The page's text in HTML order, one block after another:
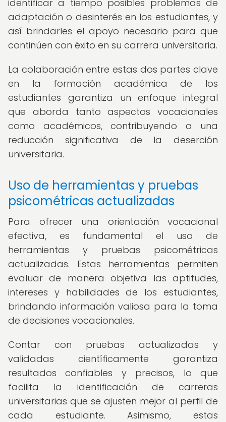
identificar a tiempo posibles problemas de
adaptación o desinterés en los estudiantes, y
así brindarles el apoyo necesario para que
continúen con éxito en su carrera universitaria.
La colaboración entre estas dos partes clave
en la formación académica de los
estudiantes garantiza un enfoque integral
que aborda tanto aspectos vocacionales
como académicos, contribuyendo a una
reducción significativa de la deserción
universitaria.
Uso de herramientas y pruebas
psicométricas actualizadas
Para ofrecer una orientación vocacional
efectiva, es fundamental el uso de
herramientas y pruebas psicométricas
actualizadas. Estas herramientas permiten
evaluar de manera objetiva las aptitudes,
intereses y habilidades de los estudiantes,
brindando información valiosa para la toma
de decisiones vocacionales.
Contar con pruebas actualizadas y
validadas científicamente garantiza
resultados confiables y precisos, lo que
facilita la identificación de carreras
universitarias que se ajusten mejor al perfil de
cada estudiante. Asimismo, estas